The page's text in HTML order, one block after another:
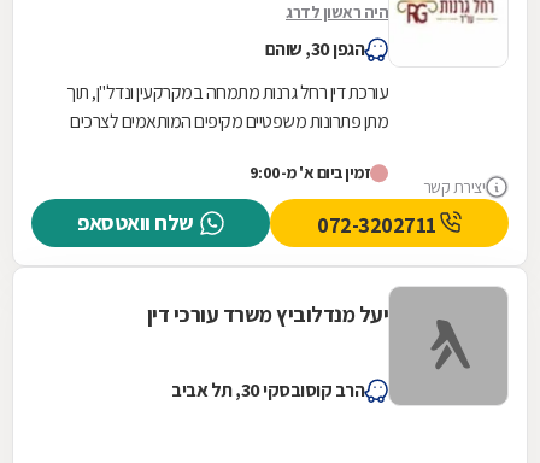
יצירת קשר
היה ראשון לדרג
הגפן 30, שוהם
עורכת דין רחל גרנות מתמחה במקרקעין ונדל"ן, תוך
מתן פתרונות משפטיים מקיפים המותאמים לצרכים
זמין ביום א' מ-9:00
שלח וואטסאפ
יעל מנדלוביץ משרד עורכי דין
הרב קוסובסקי 30, תל אביב